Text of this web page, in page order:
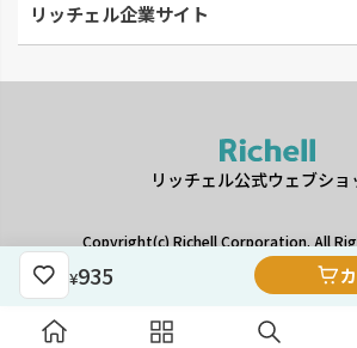
¥935
リッチェル企業サイト
リッチェル公式ウェブショ
Copyright(c) Richell Corporation. All